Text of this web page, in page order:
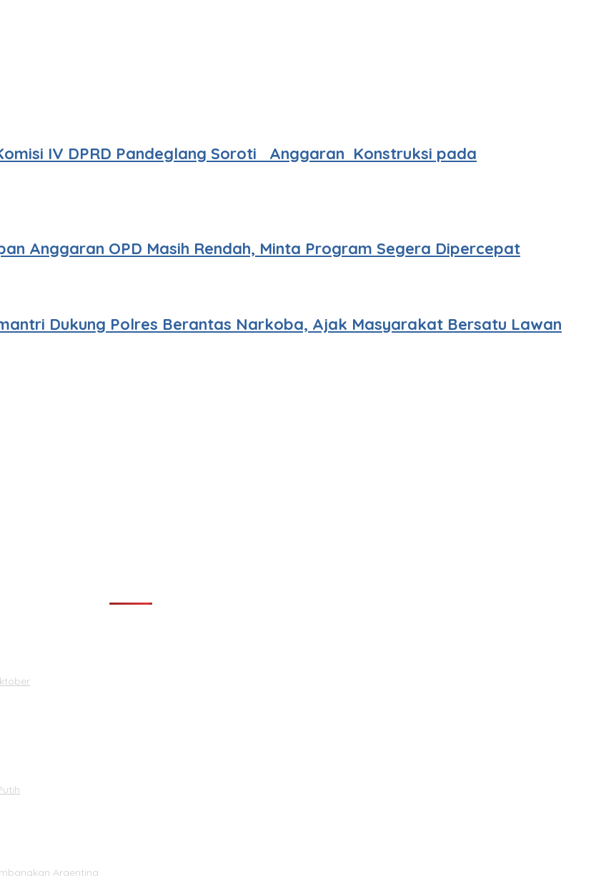
IV DPRD Pandeglang Soroti Anggaran Konstruksi pada
Anggaran OPD Masih Rendah, Minta Program Segera Dipercepat
Dukung Polres Berantas Narkoba, Ajak Masyarakat Bersatu Lawan
Argentina